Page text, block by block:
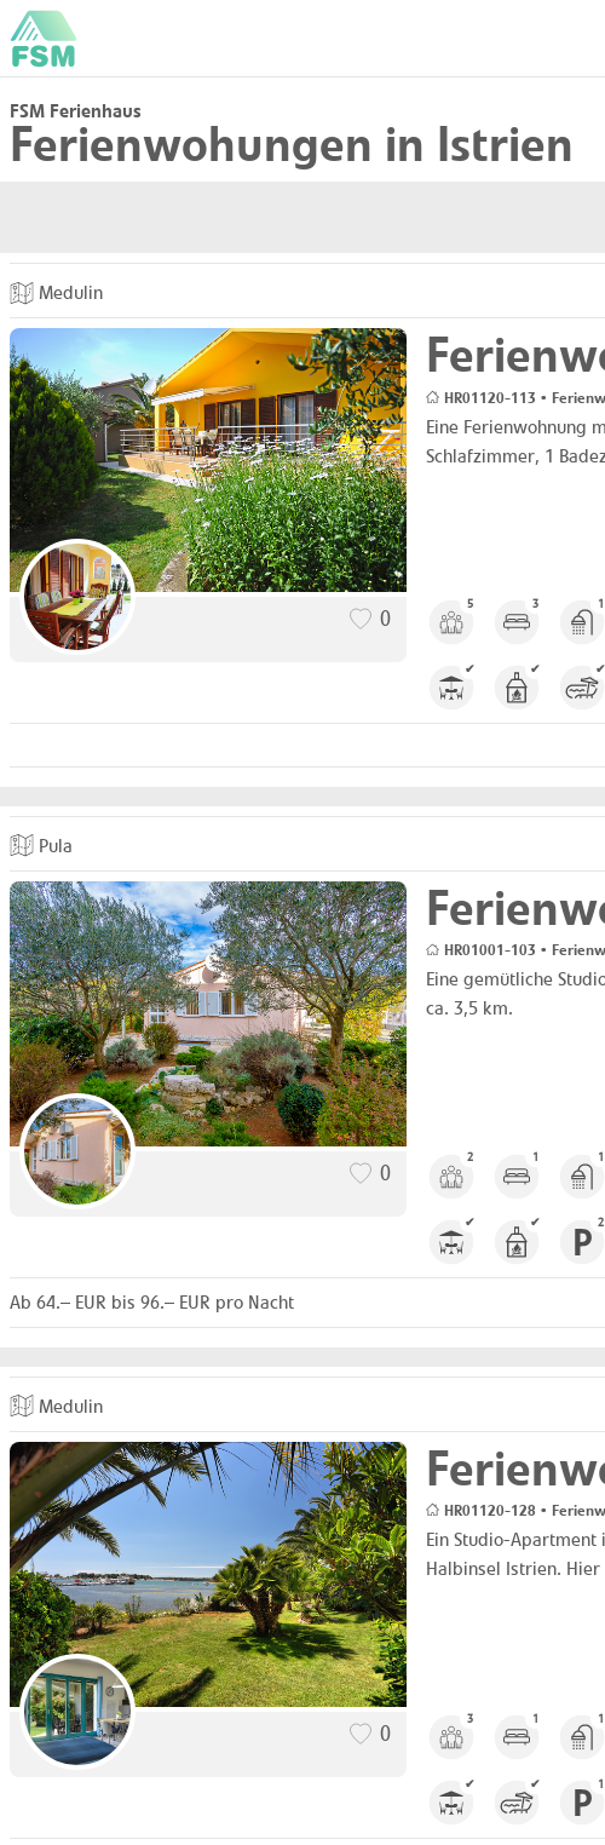
FSM Ferienhaus
Ferienwohungen in Istrien
Medulin
0
HR01120-113 •
Eine Ferienwohnung
Schlafzimmer, 1
5 3 1
✔ ✔ ✔
Pula
0
HR01001-103 •
Eine gemütliche
ca. 3,5 km.
2 1 1
✔ ✔ 2
Ab 64.– EUR bis 96.– EUR pro Nacht
Medulin
0
HR01120-128 •
Ein Studio-
Halbinsel Istrien.
3 1 1
✔ ✔ 1